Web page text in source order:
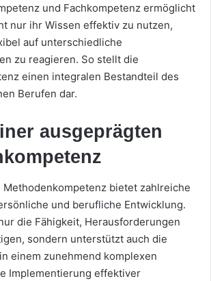
und Fachkompetenz ermöglicht
nur ihr Wissen effektiv zu nutzen,
auf unterschiedliche
zu reagieren. So stellt die
einen integralen Bestandteil des
Berufen dar.
ausgeprägten
Methodenkompetenz bietet zahlreiche
und berufliche Entwicklung.
die Fähigkeit, Herausforderungen
sondern unterstützt auch die
einem zunehmend komplexen
Implementierung effektiver